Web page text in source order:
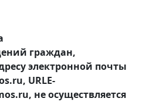
граждан,
электронной почты
URLE-
не осуществляется